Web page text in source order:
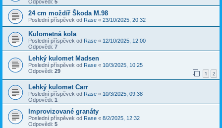
Odpovědi: 5
24 cm moždíř Škoda M.98
Poslední příspěvek od Rase « 23/10/2025, 20:32
Kulometná kola
Poslední příspěvek od Rase « 12/10/2025, 12:00
Odpovědi: 7
Lehký kulomet Madsen
Poslední příspěvek od Rase « 10/3/2025, 10:25
Odpovědi: 29 1 2
Lehký kulomet Carr
Poslední příspěvek od Rase « 10/3/2025, 09:38
Odpovědi: 1
Improvizované granáty
Poslední příspěvek od Rase « 8/2/2025, 12:32
Odpovědi: 5